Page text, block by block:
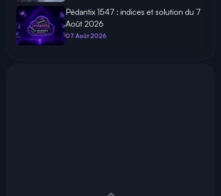
Pédantix 1547 : indices et solution du 7
Août 2026
07 Août 2026